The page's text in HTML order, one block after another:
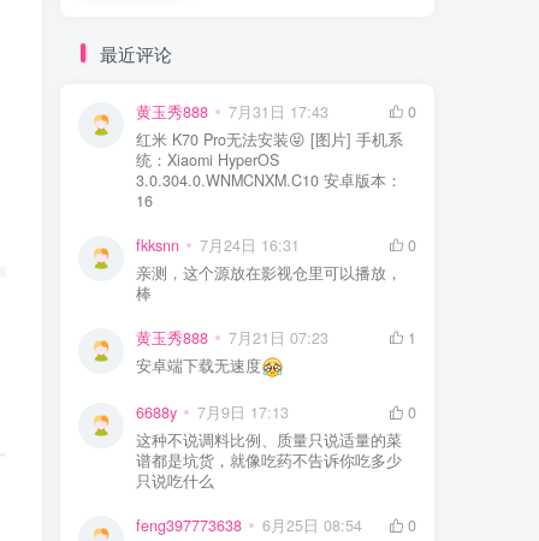
最近评论
黄玉秀888 7月31日 17:43
0
红米 K70 Pro无法安装😝 [图片] 手机系
统：Xiaomi HyperOS
3.0.304.0.WNMCNXM.C10 安卓版本：
16
fkksnn 7月24日 16:31
0
亲测，这个源放在影视仓里可以播放，
棒
黄玉秀888 7月21日 07:23
1
安卓端下载无速度
6688y 7月9日 17:13
0
这种不说调料比例、质量只说适量的菜
谱都是坑货，就像吃药不告诉你吃多少
只说吃什么
feng397773638 6月25日 08:54
0